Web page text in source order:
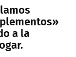
a la